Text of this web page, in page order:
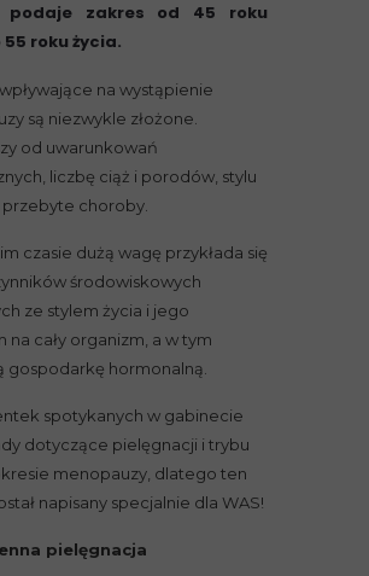
podaje zakres od 45 roku
roku życia.
na wystąpienie
są niezwykle złożone.
od uwarunkowań
liczbę ciąż i porodów, stylu
przebyte choroby.
czasie dużą wagę przykłada się
środowiskowych
ze stylem życia i jego
na cały organizm, a w tym
gospodarkę hormonalną.
spotykanych w gabinecie
dotyczące pielęgnacji i trybu
menopauzy, dlatego ten
napisany specjalnie dla WAS!
pielęgnacja